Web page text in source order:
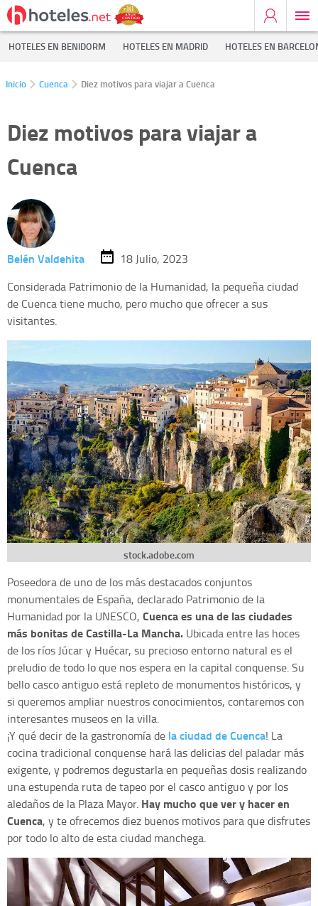
HOTELES EN BENIDORM HOTELES EN MADRID HOTELES EN
Inicio Cuenca Diez motivos para viajar a Cuenca
Diez motivos para viajar a
Cuenca
Belén Valdehita
18 Julio, 2023
Considerada Patrimonio de la Humanidad, la pequeña ciudad
de Cuenca tiene mucho, pero mucho que ofrecer a sus
visitantes.
stock.adobe.com
Poseedora de uno de los más destacados conjuntos
monumentales de España, declarado Patrimonio de la
Humanidad por la UNESCO, Cuenca es una de las ciudades
más bonitas de Castilla-La Mancha. Ubicada entre las hoces
de los ríos Júcar y Huécar, su precioso entorno natural es el
preludio de todo lo que nos espera en la capital conquense. Su
bello casco antiguo está repleto de monumentos históricos, y
si queremos ampliar nuestros conocimientos, contaremos con
interesantes museos en la villa.
¡Y qué decir de la gastronomía de la ciudad de Cuenca! La
cocina tradicional conquense hará las delicias del paladar más
exigente, y podremos degustarla en pequeñas dosis realizando
una estupenda ruta de tapeo por el casco antiguo y por los
aledaños de la Plaza Mayor. Hay mucho que ver y hacer en
Cuenca, y te ofrecemos diez buenos motivos para que disfrutes
por todo lo alto de esta ciudad manchega.